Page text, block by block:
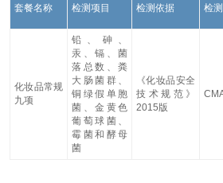
套餐名称 检测项目 检测依据 检
化妆品常规
九项
铅、砷、
汞、镉、菌
落总数、粪
大肠菌群、
铜绿假单胞
菌、金黄色
葡萄球菌、
霉菌和酵母
菌
《化妆品安全
技术规范》
2015版